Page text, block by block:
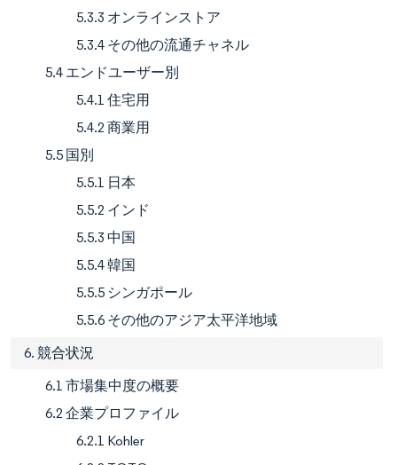
5.3.3 オンラインストア
5.3.4 その他の流通チャネル
5.4 エンドユーザー別
5.4.1 住宅用
5.4.2 商業用
5.5 国別
5.5.1 日本
5.5.2 インド
5.5.3 中国
5.5.4 韓国
5.5.5 シンガポール
5.5.6 その他のアジア太平洋地域
6. 競合状況
6.1 市場集中度の概要
6.2 企業プロファイル
6.2.1 Kohler